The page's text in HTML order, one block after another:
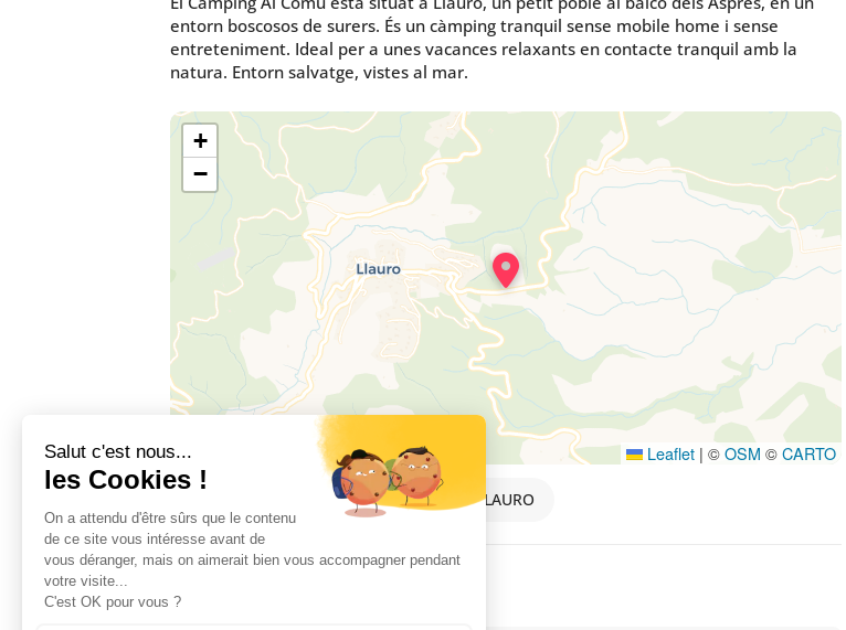
entorn boscosos de surers. És un càmping tranquil sense mobile home i sense
entreteniment. Ideal per a unes vacances relaxants en contacte tranquil amb la
natura. Entorn salvatge, vistes al mar.
+
−
Leaflet | ©OSM ©CARTO
1 coll des Francessous, D 615, 66300 LLAURO